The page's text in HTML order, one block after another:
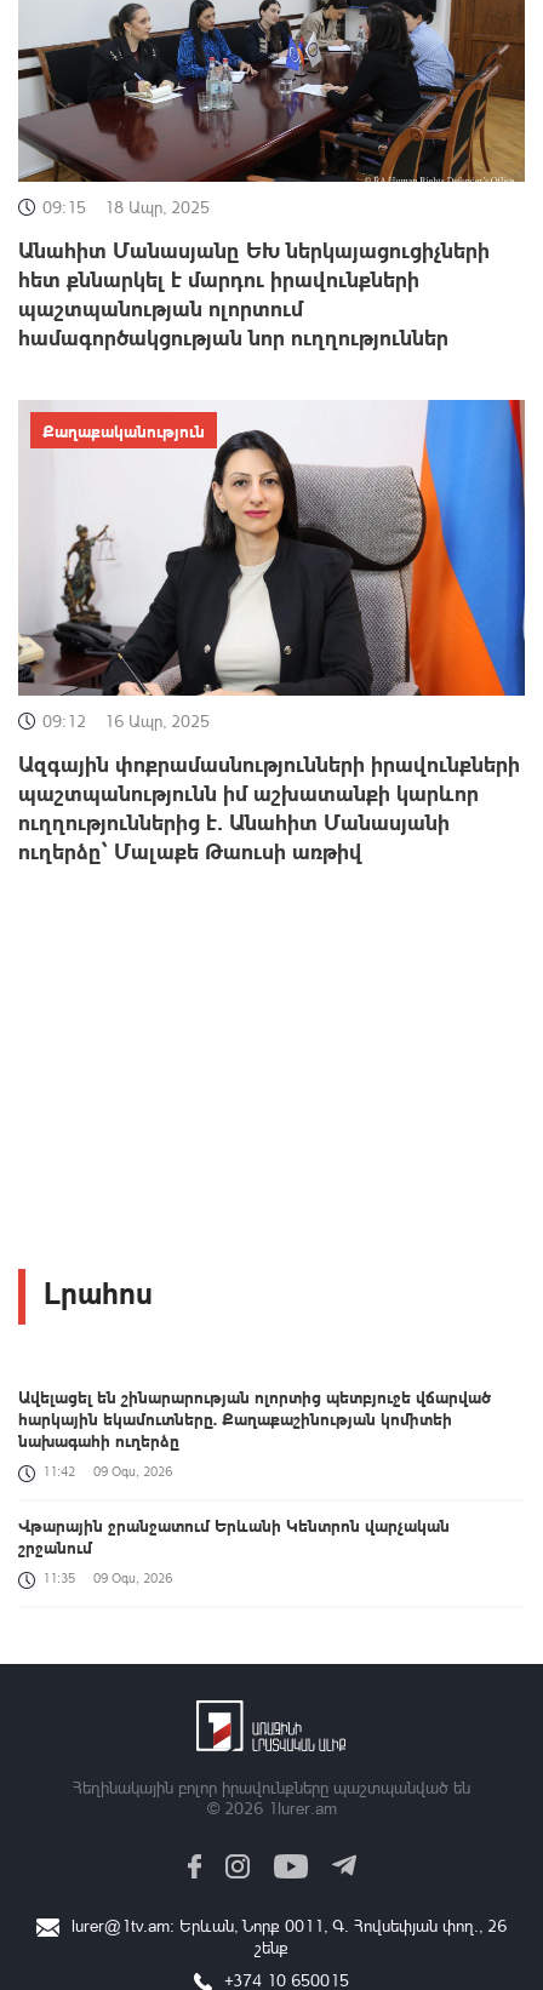
09:15 18 Ապր, 2025
Անահիտ Մանասյանը ԵԽ ներկայացուցիչների
հետ քննարկել է մարդու իրավունքների
պաշտպանության ոլորտում
համագործակցության նոր ուղղություններ
09:12 16 Ապր, 2025
Ազգային փոքրամասնությունների իրավունքների
պաշտպանությունն իմ աշխատանքի կարևոր
ուղղություններից է․ Անահիտ Մանասյանի
ուղերձը՝ Մալաքե Թաուսի առթիվ
Քաղաքականություն
Լրահոս
Ավելացել են շինարարության ոլորտից պետբյուջե վճարված
հարկային եկամուտները. Քաղաքաշինության կոմիտեի
նախագահի ուղերձը
11:42 09 Օգս, 2026
Վթարային ջրանջատում Երևանի Կենտրոն վարչական
շրջանում
11:35 09 Օգս, 2026
վարչական շրջանում
Հանրապետությունում ավտոճանապարհներն անցանելի են
Արարատ գյուղի ամբուլատորիան հիմնանորոգվել և
Հեղինակային բոլոր իրավունքները պաշտպանված են
© 2026 1lurer.am
lurer@1tv.am։ Երևան, Նորք 0011, Գ․ Հովսեփյան փող., 26
շենք
+374 10 650015